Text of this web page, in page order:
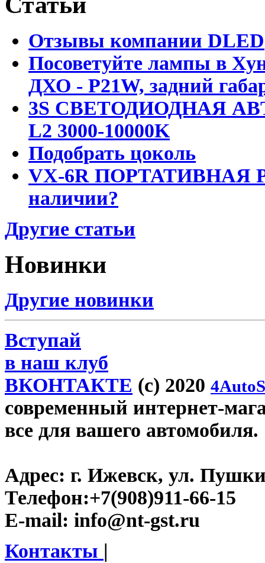
Отзывы компании DLED
Посоветуйте лампы в
ДХО - P21W, задний
3S СВЕТОДИОДНАЯ
L2 3000-10000K
Подобрать цоколь
VX-6R ПОРТАТИВНАЯ
наличии?
Другие статьи
Новинки
Другие новинки
Вступай
в наш клуб
ВКОНТАКТЕ (c) 2020
современный интернет-
все для вашего автомобиля.
Адрес: г. Ижевск, ул.
Телефон:+7(908)911-66-15
E-mail: info@nt-gst.ru
Контакты |